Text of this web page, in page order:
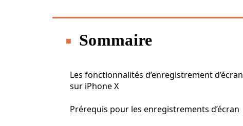
Sommaire
Les fonctionnalités d’enregistrement d’écran
sur iPhone X
Prérequis pour les enregistrements d’écran